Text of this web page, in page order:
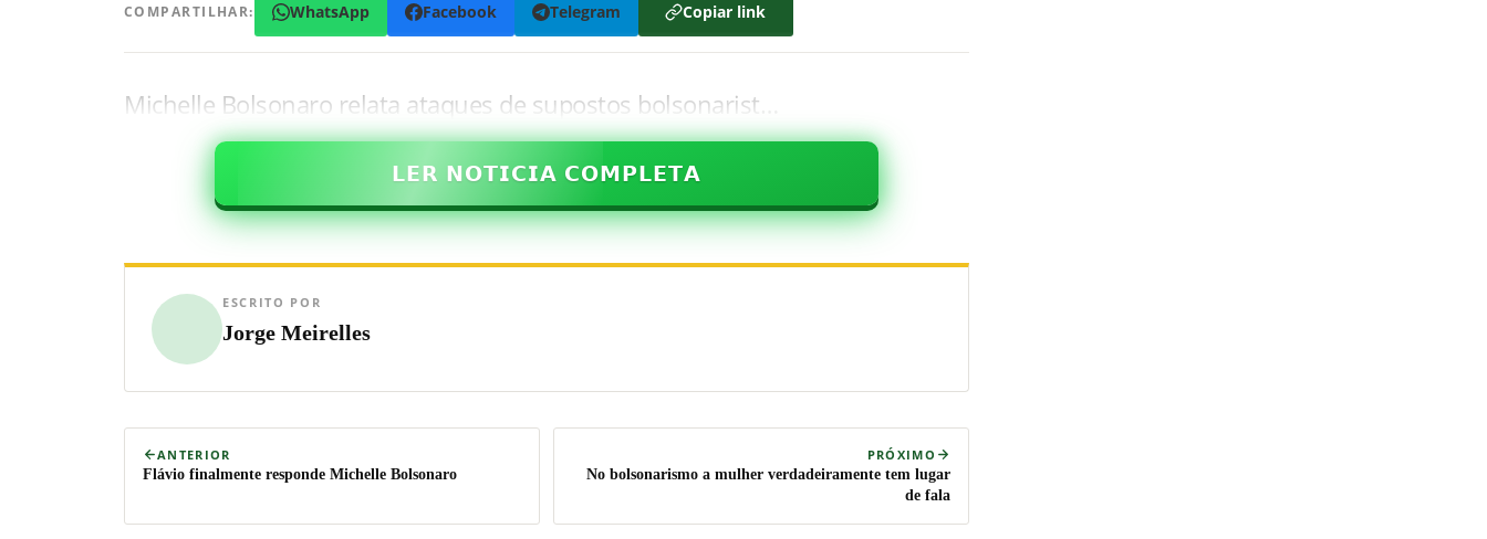
COMPARTILHAR: WhatsApp Facebook Telegram Copiar link
Michelle Bolsonaro relata ataques de supostos bolsonarist…
𝗟𝗘𝗥 𝗡𝗢𝗧𝗜𝗖𝗜𝗔 𝗖𝗢𝗠𝗣𝗟𝗘𝗧𝗔
ESCRITO POR
Jorge Meirelles
ANTERIOR
Flávio finalmente responde Michelle Bolsonaro
PRÓXIMO
No bolsonarismo a mulher verdadeiramente tem lugar
de fala